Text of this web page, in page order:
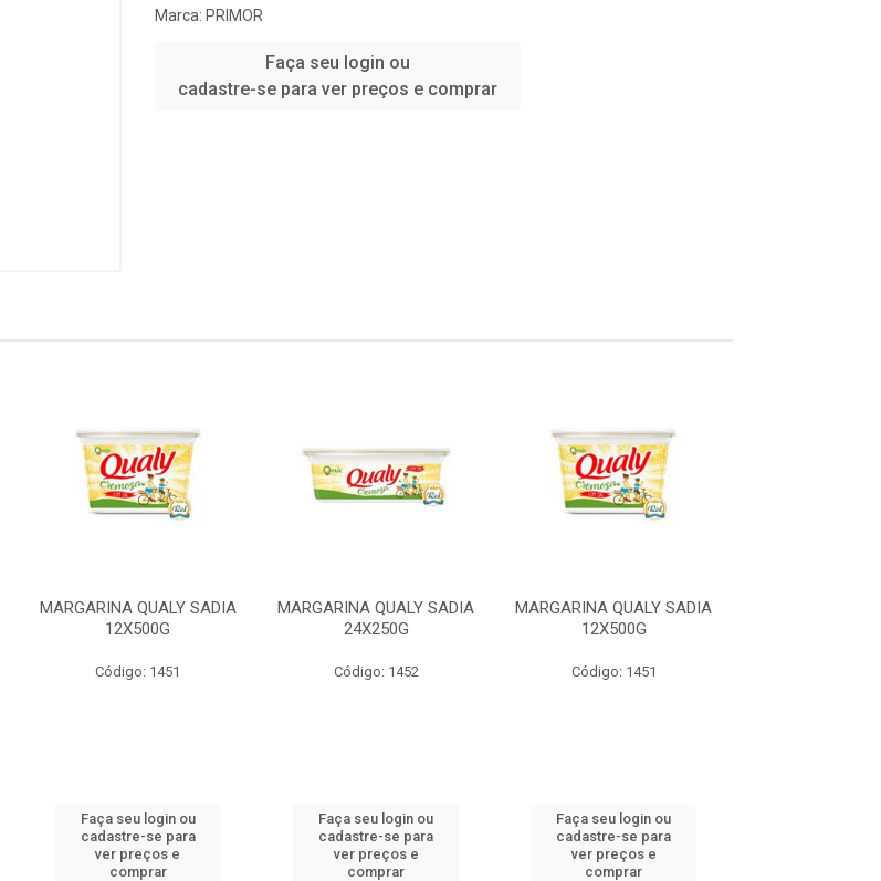
Marca: PRIMOR
Faça seu login ou
cadastre-se para ver preços e comprar
MARGARINA QUALY SADIA
12X500G
Código: 1451
Faça seu login ou
cadastre-se para
ver preços e
comprar
MARGARINA QUALY SADIA
24X250G
Código: 1452
Faça seu login ou
cadastre-se para
ver preços e
comprar
MARGARINA QUALY SADIA
12X500G
Código: 1451
Faça seu login ou
cadastre-se para
ver preços e
comprar